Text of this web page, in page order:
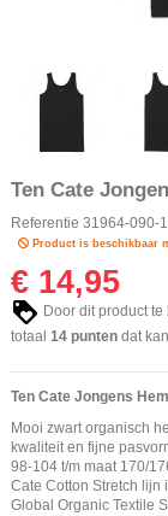
Ten Cate
Referentie 31964-090-
Product is beschikbaar
€ 14,95
Door dit product
totaal 14 punten dat
Ten Cate Jongens
Mooi zwart organisch
kwaliteit en fijne
98-104 t/m maat 170/
Cate Cotton Stretch lijn
Global Organic Textile